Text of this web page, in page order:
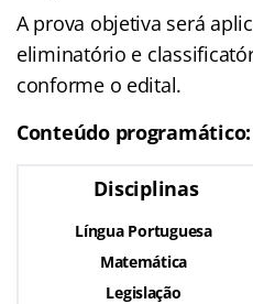
A prova objetiva será
eliminatório e
conforme o edital.
Conteúdo
Disciplinas
Língua Portuguesa
Matemática
Legislação